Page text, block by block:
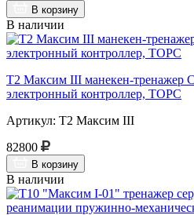
В корзину
В наличии
Т2 Максим III манекен-тренажер
электронный контроллер, ТОРС
Артикул: Т2 Максим III
82800
В корзину
В наличии